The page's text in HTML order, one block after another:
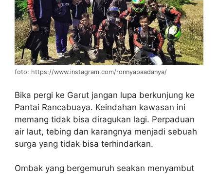
foto: https://www.instagram.com/ronnyapaadanya/
Bika pergi ke Garut jangan lupa berkunjung ke
Pantai Rancabuaya. Keindahan kawasan ini
memang tidak bisa diragukan lagi. Perpaduan
air laut, tebing dan karangnya menjadi sebuah
surga yang tidak bisa terhindarkan.
Ombak yang bergemuruh seakan menyambut